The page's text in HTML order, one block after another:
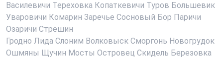
Василевичи Тереховка Копаткевичи Туров Большевик
Уваровичи Комарин Заречье Сосновый Бор Паричи
Озаричи Стрешин
Гродно Лида Слоним Волковыск Сморгонь Новогрудок
Ошмяны Щучин Мосты Островец Скидель Березовка